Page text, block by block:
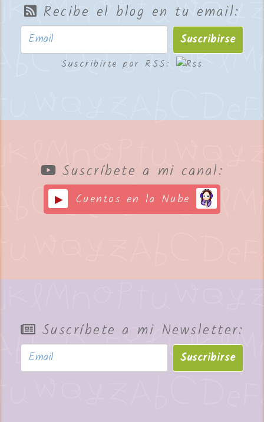
Recibe el blog en tu email:
Suscribirse
Suscribirte por RSS:
Suscríbete a mi canal:
Cuentos en la Nube
Suscríbete a mi Newsletter:
Suscribirse